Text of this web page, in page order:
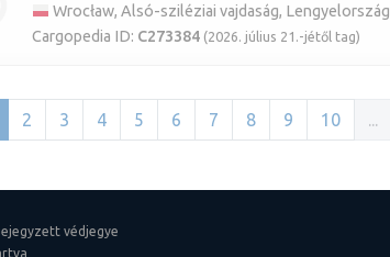
Wrocław, Alsó-sziléziai vajdaság, Lengyelország
Cargopedia ID: C273384 (2026. július 21.-jétől tag)
2 3 4 5 6 7 8 9 10 ...
védjegye